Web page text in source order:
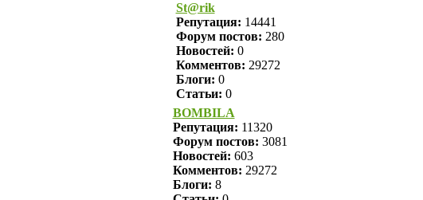
St@rik
Репутация: 14441
Форум постов: 280
Новостей: 0
Комментов: 29272
Блоги: 0
Статьи: 0
BOMBILA
Репутация: 11320
Форум постов: 3081
Новостей: 603
Комментов: 29272
Блоги: 8